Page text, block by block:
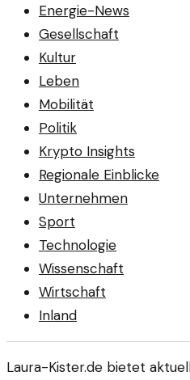
Energie-News
Gesellschaft
Kultur
Leben
Mobilität
Politik
Krypto Insights
Regionale Einblicke
Unternehmen
Sport
Technologie
Wissenschaft
Wirtschaft
Inland
Laura-Kister.de bietet